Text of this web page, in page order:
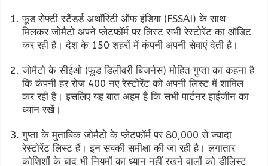
फूड सेफ्टी स्टैंडर्ड अथॉरिटी ऑफ इंडिया (FSSAI) के साथ
मिलकर जोमैटो अपने प्लेटफॉर्म पर लिस्ट सभी रेस्टोरेंट का ऑडिट
कर रही है। देश के 150 शहरों में कंपनी अपनी सेवाएं देती है।
जोमैटो के सीईओ (फूड डिलीवरी बिजनेस) मोहित गुप्ता का कहना है
कि कंपनी हर रोज 400 नए रेस्टोरेंट को अपनी लिस्ट में शामिल
कर रही है। इसलिए यह बात अहम है कि सभी पार्टनर हाईजीन का
ध्यान रखें।
गुप्ता के मुताबिक जोमैटो के प्लेटफॉर्म पर 80,000 से ज्यादा
रेस्टोरेंट लिस्ट हैं। इन सबकी समीक्षा की जा रही है। लगातार
कोशिशों के बाद भी नियमों का ध्यान नहीं रखने वालों को डीलिस्ट